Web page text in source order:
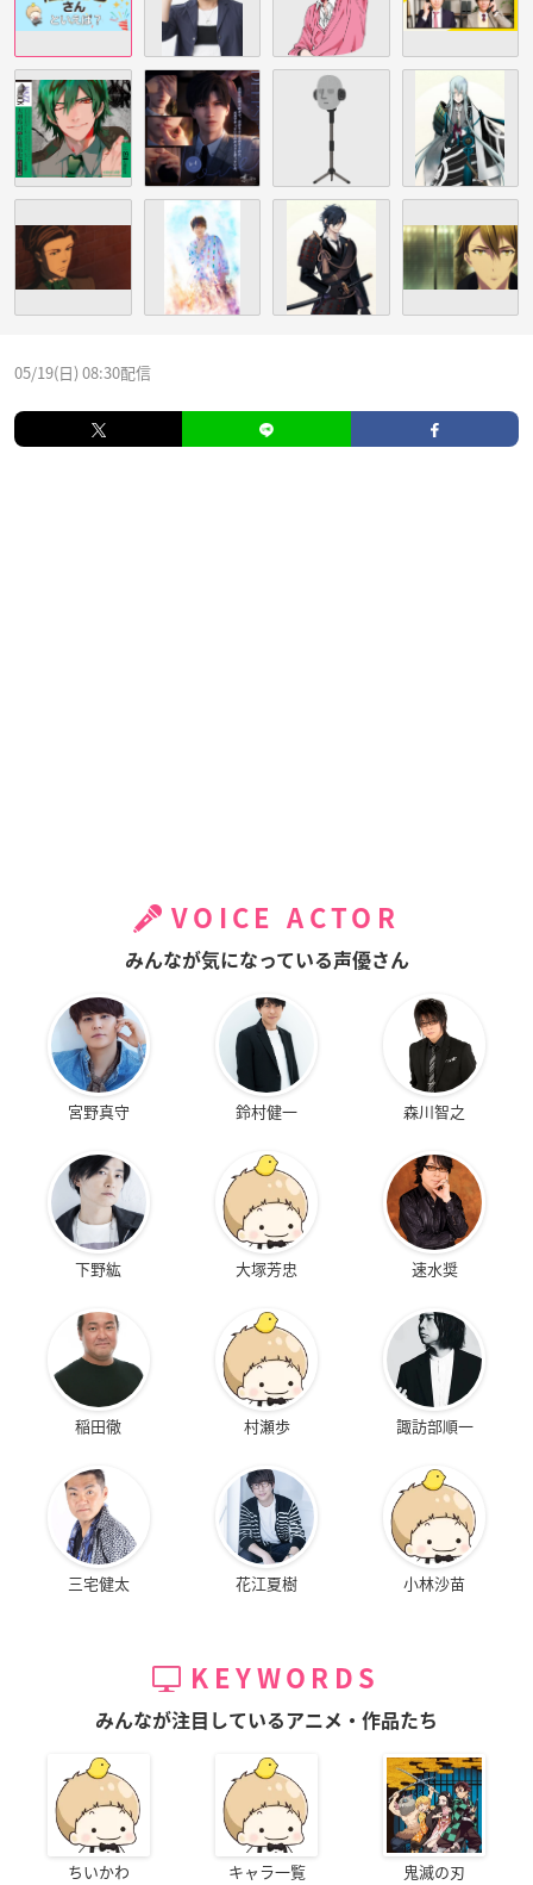
05/19(日) 08:30配信
VOICE ACTOR
みんなが気になっている声優さん
宮野真守 鈴村健一 森川智之
下野紘 大塚芳忠 速水奨
稲田徹 村瀬歩 諏訪部順一
三宅健太 花江夏樹 小林沙苗
KEYWORDS
みんなが注目しているアニメ・作品たち
ちいかわ キャラ一覧 鬼滅の刃